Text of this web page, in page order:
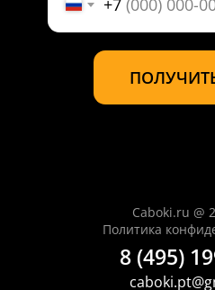
+7
8 (495)
Caboki.ru @
Политика